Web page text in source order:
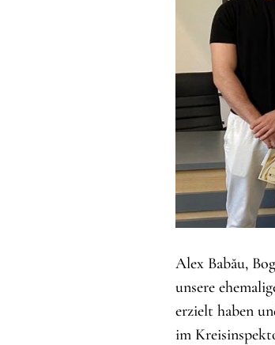
Alex Babău,
unsere
erzielt haben
im